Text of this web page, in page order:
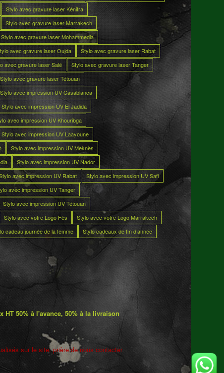
Stylo avec gravure laser Kénitra
Stylo avec gravure laser Marrakech
Stylo avec gravure laser Mohammedia
avec gravure laser Oujda
Stylo avec gravure laser Rabat
avec gravure laser Salé
Stylo avec gravure laser Tanger
Stylo avec gravure laser Tétouan
Stylo avec impression UV Casablanca
Stylo avec impression UV El Jadida
avec impression UV Khouribga
Stylo avec impression UV Laayoune
Stylo avec impression UV Meknès
Stylo avec impression UV Nador
avec impression UV Rabat
Stylo avec impression UV Safi
avec impression UV Tanger
Stylo avec impression UV Tétouan
Stylo avec votre Logo Fès
Stylo avec votre Logo Marrakech
cadeau journée de la femme
Stylo cadeaux de fin d’année
HT 50% à l'avance, 50% à la livraison
sur le site. prière de nous contacter 5